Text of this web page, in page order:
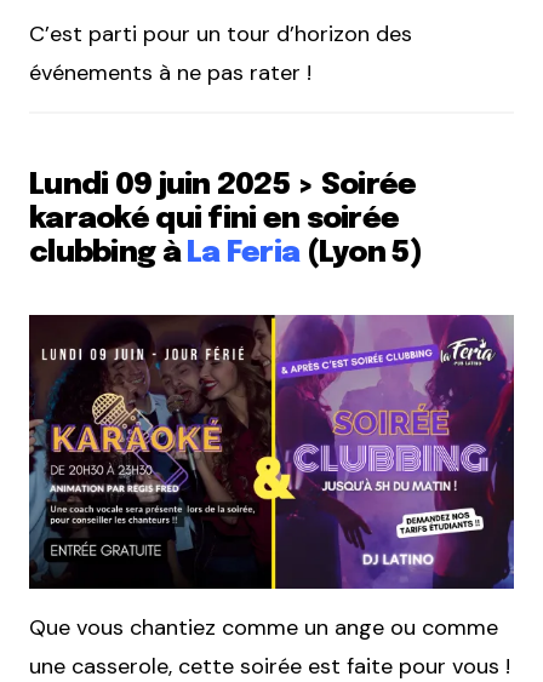
C’est parti pour un tour d’horizon des
événements à ne pas rater !
Lundi 09 juin 2025 > Soirée
karaoké qui fini en soirée
clubbing àLa Feria(Lyon 5)
Que vous chantiez comme un ange ou comme
une casserole, cette soirée est faite pour vous !